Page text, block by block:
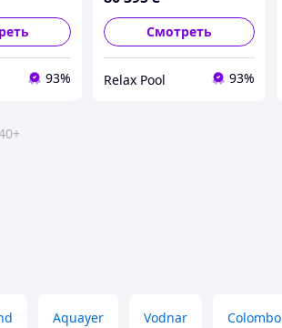
93%
Смотреть
Relax Pool 93%
Aquayer Vodnar Colombo